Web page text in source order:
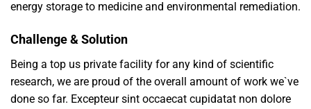
energy storage to medicine and environmental remediation.
Challenge & Solution
Being a top us private facility for any kind of scientific
research, we are proud of the overall amount of work we`ve
done so far. Excepteur sint occaecat cupidatat non dolore